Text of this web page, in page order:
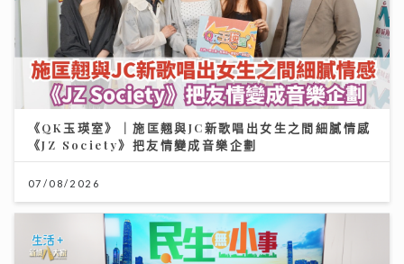
《QK玉瑛室》｜施匡翹與JC新歌唱出女生之間細膩情感
《JZ Society》把友情變成音樂企劃
07/08/2026